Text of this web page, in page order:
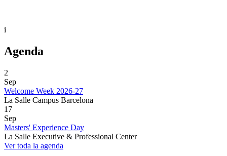
i
Agenda
2
Sep
Welcome Week 2026-27
La Salle Campus Barcelona
17
Sep
Masters' Experience Day
La Salle Executive & Professional Center
Ver toda la agenda